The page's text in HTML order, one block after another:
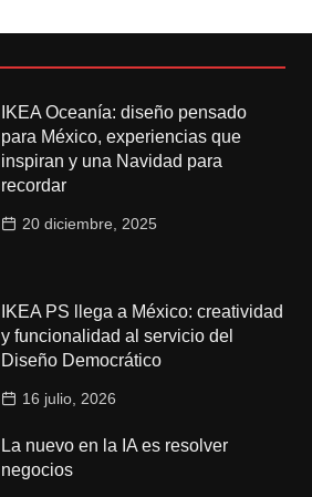
IKEA Oceanía: diseño pensado
para México, experiencias que
inspiran y una Navidad para
recordar
20 diciembre, 2025
IKEA PS llega a México: creatividad
y funcionalidad al servicio del
Diseño Democrático
16 julio, 2026
La nuevo en la IA es resolver
negocios